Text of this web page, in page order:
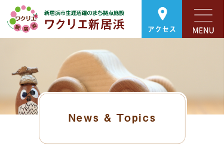
アクセス
News & Topics